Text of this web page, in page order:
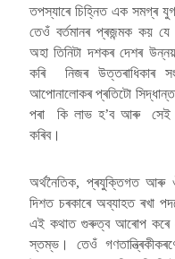
তপস্যাৰে চিহ্নিত এক সমগ্ৰ
তেওঁ বৰ্তমানৰ প্ৰজন্মক কয় যে
অহা তিনিটা দশকৰ দেশৰ
কৰি নিজৰ উত্তৰাধিকাৰ
আপোনালোকৰ প্ৰতিটো
পৰা কি লাভ হ’ব আৰু সেই
কৰিব।
অৰ্থনৈতিক, প্ৰযুক্তিগত আৰু
দিশত চৰকাৰে অব্যাহত ৰখা
এই কথাত গুৰুত্ব আৰোপ কৰে
স্তম্ভ। তেওঁ